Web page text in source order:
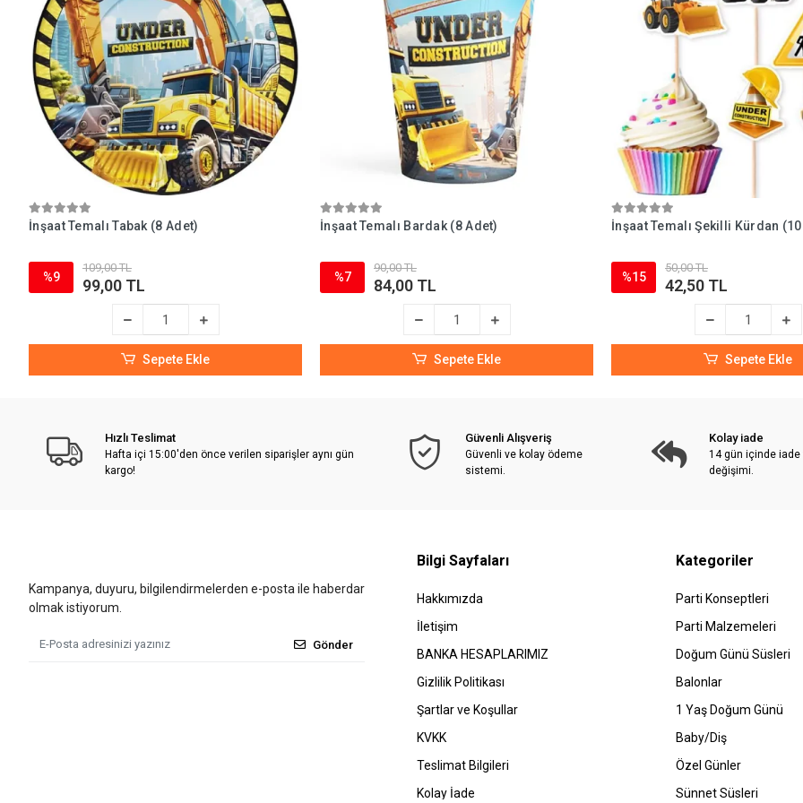
İnşaat Temalı Tabak (8 Adet)
%9
109,00 TL
99,00 TL
Sepete Ekle
İnşaat Temalı Bardak (8 Adet)
%7
90,00 TL
84,00 TL
Sepete Ekle
İnşaat Temalı Şekilli Kürdan
%15
50,00 TL
42,50 TL
Sepete Ekle
Hızlı Teslimat
Hafta içi 15:00'den önce verilen siparişler aynı gün
kargo!
Güvenli Alışveriş
Güvenli ve kolay ödeme
sistemi.
Kolay iade
14 gün içinde iade
değişimi.
Kampanya, duyuru, bilgilendirmelerden e-posta ile haberdar
olmak istiyorum.
Gönder
Bilgi Sayfaları
Hakkımızda
İletişim
BANKA HESAPLARIMIZ
Gizlilik Politikası
Şartlar ve Koşullar
KVKK
Teslimat Bilgileri
Kolay İade
Kategoriler
Parti Konseptleri
Parti Malzemeleri
Doğum Günü Süsleri
Balonlar
1 Yaş Doğum Günü
Baby/Diş
Özel Günler
Sünnet Süsleri